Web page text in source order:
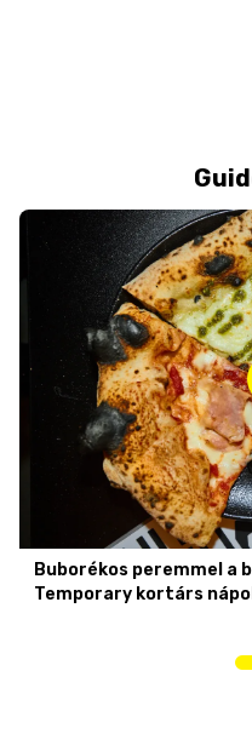
Buborékos peremmel a
Temporary kortárs